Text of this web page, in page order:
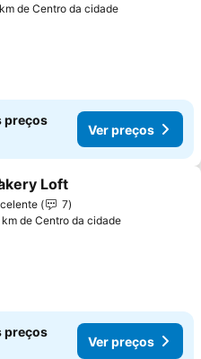
de Centro da cidade
preços
Ver preços
aos favoritos
Loft
7
de Centro da cidade
preços
Ver preços